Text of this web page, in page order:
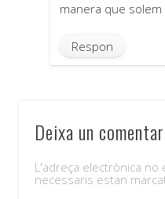
manera que solem
Respon
Deixa un
L'adreça electrònica no
necessaris estan